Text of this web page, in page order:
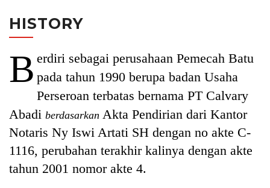
HISTORY
B erdiri sebagai perusahaan Pemecah Batu
pada tahun 1990 berupa badan Usaha
Perseroan terbatas bernama PT Calvary
Abadi berdasarkan Akta Pendirian dari Kantor
Notaris Ny Iswi Artati SH dengan no akte C-
1116, perubahan terakhir kalinya dengan akte
tahun 2001 nomor akte 4.